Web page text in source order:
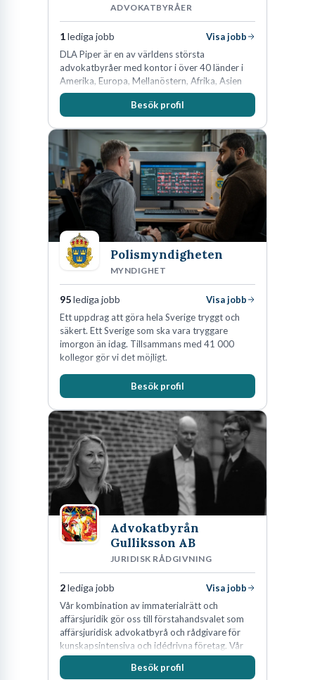
ADVOKATBYRÅER
1lediga jobb
Visa jobb
DLA Piper är en av världens största
advokatbyråer med kontor i över 40 länder i
Amerika, Europa, Mellanöstern, Afrika, Asien
och Oceanien. Vi är specialister inom
affärsjuridikens alla områden och vi har några
fler än 450 jurister på fem kontor i Stockholm,
Köpenhamn, Århus, Oslo och Helsingfors kan vi
på DLA Piper erbjuda våra klienter en unik,
effektiv och gränsöverskridande nordisk
expertis. På vårt kontor i centrala Stockholm är
vi idag drygt 240 medarbetare.
Besök profil
Polismyndigheten
MYNDIGHET
95lediga jobb
Visa jobb
Ett uppdrag att göra hela Sverige tryggt och
säkert. Ett Sverige som ska vara tryggare
imorgon än idag. Tillsammans med 41 000
kollegor gör vi det möjligt.
Besök profil
Advokatbyrån
Gulliksson AB
JURIDISK RÅDGIVNING
2lediga jobb
Visa jobb
Vår kombination av immaterialrätt och
affärsjuridik gör oss till förstahandsvalet som
affärsjuridisk advokatbyrå och rådgivare för
kunskapsintensiva och idédrivna företag. Vår
expertis inom IP-tillgångar har gett oss en
marknadsledande position. Våra klienter väljer
Besök profil